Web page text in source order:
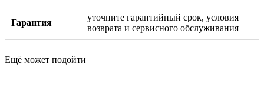
Гарантия
уточните гарантийный срок, условия
возврата и сервисного обслуживания
Ещё может подойти